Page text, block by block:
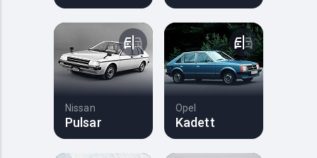
Nissan
Pulsar
Opel
Kadett